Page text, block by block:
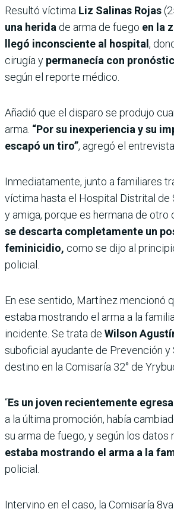
Resultó víctima Liz Salinas Rojas
una herida de arma de fuego en la
llegó inconsciente al hospital ,
cirugía y permanecía con
según el reporte médico.
Añadió que el disparo se produjo
arma. “Por su inexperiencia y su
escapó un tiro”, agregó el
Inmediatamente, junto a familiares
víctima hasta el Hospital Distrital de
y amiga, porque es hermana de otro
se descarta completamente un
feminicidio, como se dijo al
policial.
En ese sentido, Martínez mencionó
estaba mostrando el arma a la
incidente. Se trata de Wilson
suboficial ayudante de Prevención y
destino en la Comisaría 32° de
“Es un joven recientemente
a la última promoción, había
su arma de fuego, y según los datos
estaba mostrando el arma a la
policial.
Intervino en el caso, la Comisaría